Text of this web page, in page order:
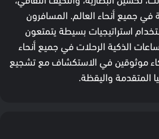
جميع أنحاء العالم. المسافرون
استراتيجيات بسيطة يتمتعون
الذكية الرحلات في جميع أنحاء
موثوقين في الاستكشاف مع تشجيع
المتقدمة واليقظة.